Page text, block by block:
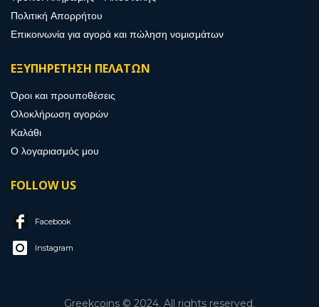
Πολιτική Απορρήτου
Επικοινωνία για αγορά και πώληση νομισμάτων
ΕΞΥΠΗΡΕΤΗΣΗ ΠΕΛΑΤΩΝ
Όροι και προυποθέσεις
Ολοκλήρωση αγορών
Καλάθι
Ο λογαριασμός μου
FOLLOW US
Facebook
Instagram
Greekcoins © 2024. All rights reserved.